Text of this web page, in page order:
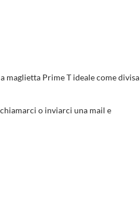
maglietta Prime T ideale come divisa
o inviarci una mail e